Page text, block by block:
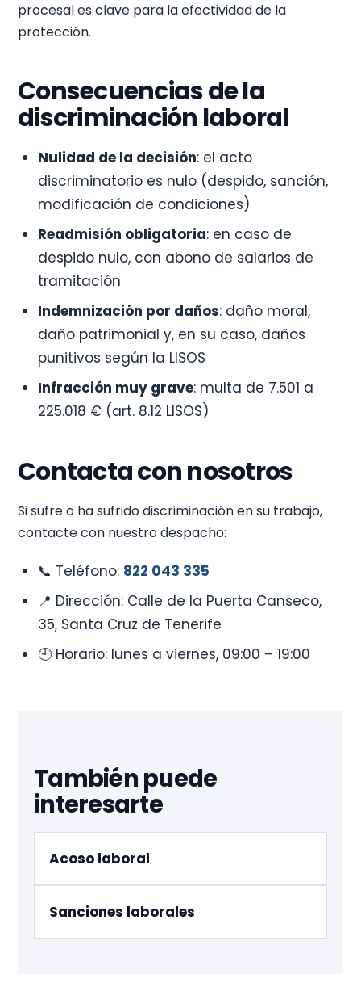
procesal es clave para la efectividad de la
protección.
Consecuencias de la
discriminación laboral
Nulidad de la decisión: el acto
discriminatorio es nulo (despido, sanción,
modificación de condiciones)
Readmisión obligatoria: en caso de
despido nulo, con abono de salarios de
tramitación
Indemnización por daños: daño moral,
daño patrimonial y, en su caso, daños
punitivos según la LISOS
Infracción muy grave: multa de 7.501 a
225.018 € (art. 8.12 LISOS)
Contacta con nosotros
Si sufre o ha sufrido discriminación en su trabajo,
contacte con nuestro despacho:
📞 Teléfono: 822 043 335
📍 Dirección: Calle de la Puerta Canseco,
35, Santa Cruz de Tenerife
🕘 Horario: lunes a viernes, 09:00 – 19:00
También puede
interesarte
Acoso laboral
Sanciones laborales